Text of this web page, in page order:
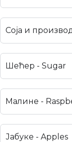
Соја и
Шећер - Sugar
Малине -
Јабуке - Apples